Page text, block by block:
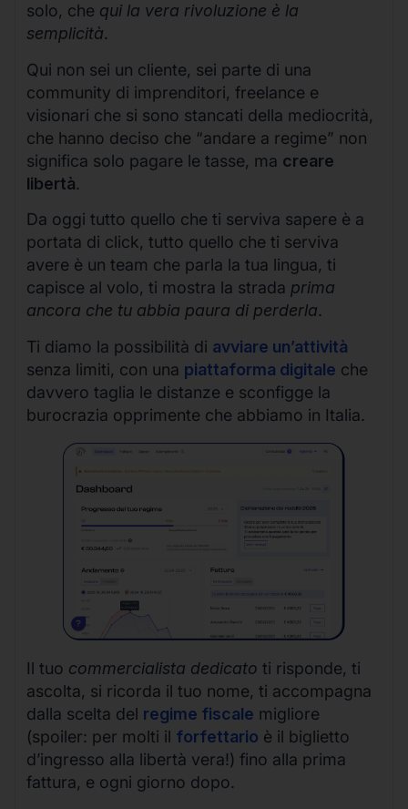
solo, che qui la vera rivoluzione è la
semplicità.
Qui non sei un cliente, sei parte di una
community di imprenditori, freelance e
visionari che si sono stancati della mediocrità,
che hanno deciso che “andare a regime” non
significa solo pagare le tasse, ma creare
libertà.
Da oggi tutto quello che ti serviva sapere è a
portata di click, tutto quello che ti serviva
avere è un team che parla la tua lingua, ti
capisce al volo, ti mostra la strada prima
ancora che tu abbia paura di perderla.
Ti diamo la possibilità di avviare un’attività
senza limiti, con una piattaforma digitale che
davvero taglia le distanze e sconfigge la
burocrazia opprimente che abbiamo in Italia.
Il tuo commercialista dedicato ti risponde, ti
ascolta, si ricorda il tuo nome, ti accompagna
dalla scelta del regime fiscale migliore
(spoiler: per molti il forfettario è il biglietto
d’ingresso alla libertà vera!) fino alla prima
fattura, e ogni giorno dopo.